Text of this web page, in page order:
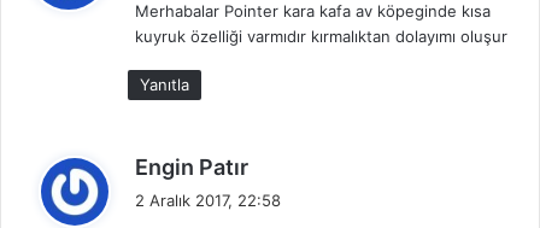
i
k
i
:
Merhabalar Pointer kara kafa av köpeginde kısa
kuyruk özelliği varmıdır kırmalıktan dolayımı oluşur
Yanıtla
Engin Patır
2 Aralık 2017, 22:58